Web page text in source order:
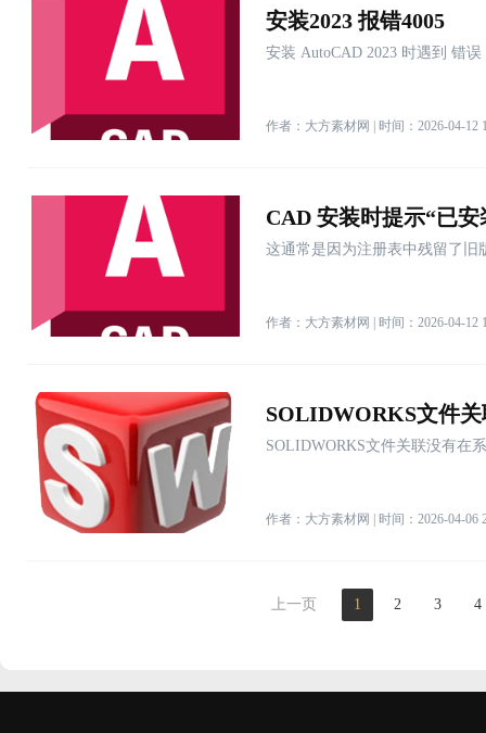
安装2023 报错4005
安装 AutoCAD 2023 时遇到 错
作者：大方素材网 | 时间：2026-04-12
CAD 安装时提示“已
这通常是因为注册表中残留了旧
作者：大方素材网 | 时间：2026-04-12
SOLIDWORKS文件关联没有在
作者：大方素材网 | 时间：2026-04-06
上一页 1 2 3 4